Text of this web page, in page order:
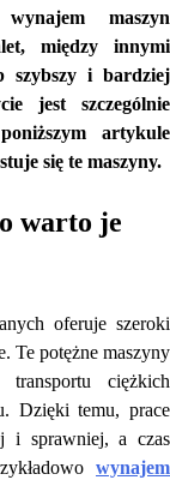
maszyn
między innymi
szybszy i bardziej
jest szczególnie
artykule
się te maszyny.
warto je
oferuje szeroki
Te potężne maszyny
ciężkich
Dzięki temu, prace
i sprawniej, a czas
wynajem